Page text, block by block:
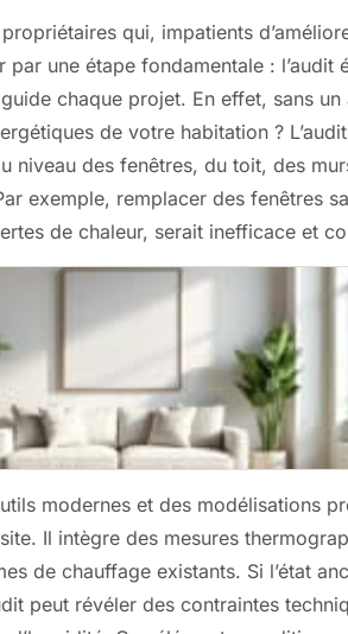
qui, impatients
par une étape fondamentale :
chaque projet. En effet, sans
de votre habitation ?
niveau des fenêtres, du toit, des
exemple, remplacer des fenêtres
de chaleur, serait inefficace et
modernes et des modélisations
Il intègre des mesures
de chauffage existants. Si l’état
peut révéler des contraintes